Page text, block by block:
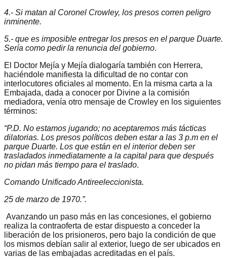
4.- Si matan al Coronel Crowley, los presos corren peligro
inminente.
5.- que es imposible entregar los presos en el parque Duarte.
Sería como pedir la renuncia del gobierno.
El Doctor Mejía y Mejía dialogaría también con Herrera,
haciéndole manifiesta la dificultad de no contar con
interlocutores oficiales al momento. En la misma carta a la
Embajada, dada a conocer por Divine a la comisión
mediadora, venía otro mensaje de Crowley en los siguientes
términos:
“P.D. No estamos jugando; no aceptaremos más tácticas
dilatorias. Los presos políticos deben estar a las 3 p.m en el
parque Duarte. Los que están en el interior deben ser
trasladados inmediatamente a la capital para que después
no pidan más tiempo para el traslado.
Comando Unificado Antireeleccionista.
25 de marzo de 1970.”.
Avanzando un paso más en las concesiones, el gobierno
realiza la contraoferta de estar dispuesto a conceder la
liberación de los prisioneros, pero bajo la condición de que
los mismos debían salir al exterior, luego de ser ubicados en
varias de las embajadas acreditadas en el país.